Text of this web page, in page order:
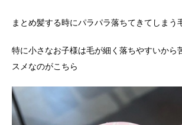
まとめ髪する時にパラパラ落ちてきてしまう
特に小さなお子様は毛が細く落ちやすいか
スメなのがこちら